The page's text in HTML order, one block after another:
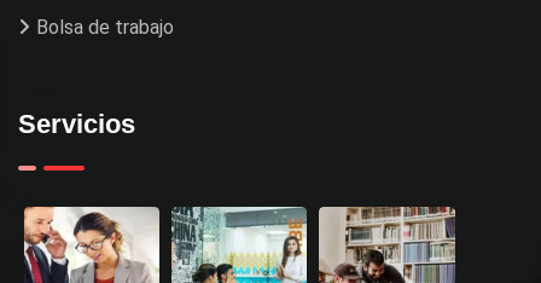
Bolsa de trabajo
Servicios